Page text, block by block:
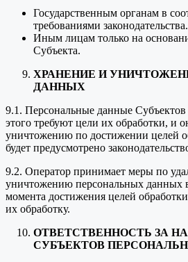
Государственным органам в
требованиями законодательства.
Иным лицам только на
Субъекта.
ХРАНЕНИЕ И
ДАННЫХ
9.1. Персональные данные Субъектов
этого требуют цели их обработки, и
уничтожению по достижении целей
будет предусмотрено
9.2. Оператор принимает меры по
уничтожению персональных данных
момента достижения целей
их обработку.
ОТВЕТСТВЕННОСТЬ ЗА
СУБЪЕКТОВ